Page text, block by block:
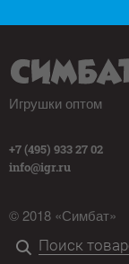
Игрушки оптом
+7 (495) 933 27 02
info@igr.ru
© 2018 «Симбат»